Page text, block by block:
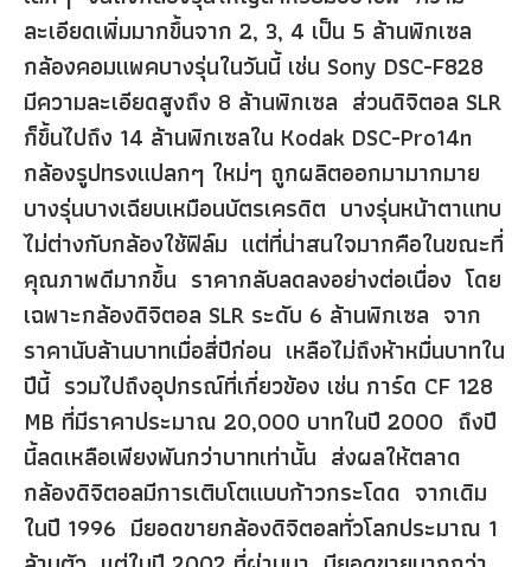
ละเอียดเพิ่มมากขึ้นจาก 2, 3, 4 เป็น 5 ล้านพิกเซล
กล้องคอมแพคบางรุ่นในวันนี้ เช่น Sony DSC-F828
มีความละเอียดสูงถึง 8 ล้านพิกเซล ส่วนดิจิตอล SLR
ก็ขึ้นไปถึง 14 ล้านพิกเซลใน Kodak DSC-Pro14n
กล้องรูปทรงแปลกๆ ใหม่ๆ ถูกผลิตออกมามากมาย
บางรุ่นบางเฉียบเหมือนบัตรเครดิต บางรุ่นหน้าตาแทบ
ไม่ต่างกับกล้องใช้ฟิล์ม แต่ที่น่าสนใจมากคือในขณะที่
คุณภาพดีมากขึ้น ราคากลับลดลงอย่างต่อเนื่อง โดย
เฉพาะกล้องดิจิตอล SLR ระดับ 6 ล้านพิกเซล จาก
ราคานับล้านบาทเมื่อสี่ปีก่อน เหลือไม่ถึงห้าหมื่นบาทใน
ปีนี้ รวมไปถึงอุปกรณ์ที่เกี่ยวข้อง เช่น การ์ด CF 128
MB ที่มีราคาประมาณ 20,000 บาทในปี 2000 ถึงปี
นี้ลดเหลือเพียงพันกว่าบาทเท่านั้น ส่งผลให้ตลาด
กล้องดิจิตอลมีการเติบโตแบบก้าวกระโดด จากเดิม
ในปี 1996 มียอดขายกล้องดิจิตอลทั่วโลกประมาณ 1